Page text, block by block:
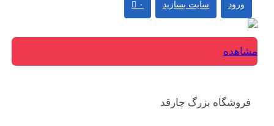
سایت بسازید ۰
بزرگ چارقد